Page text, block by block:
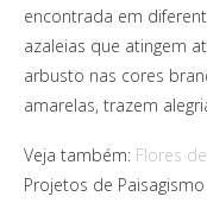
encontrada em
azaleias que atingem
arbusto nas cores
amarelas, trazem
Veja também: Flores
Projetos de Paisagismo